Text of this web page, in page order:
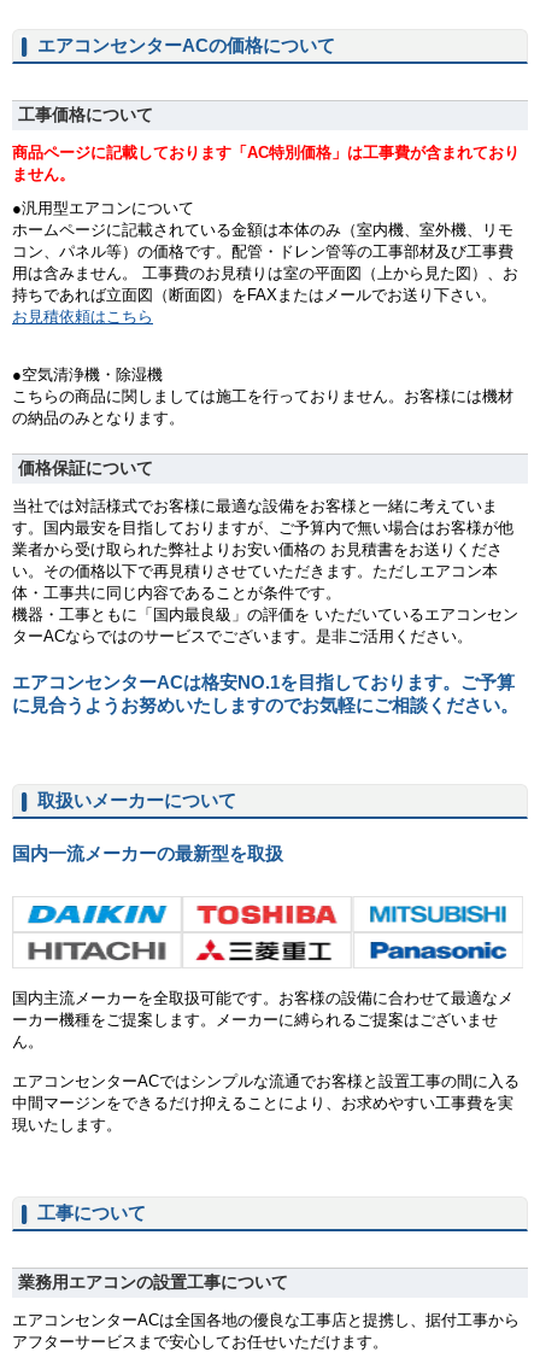
エアコンセンターACの価格について
工事価格について
商品ページに記載しております「AC特別価格」は工事費が含まれており
ません。
●汎用型エアコンについて
ホームページに記載されている金額は本体のみ（室内機、室外機、リモ
コン、パネル等）の価格です。配管・ドレン管等の工事部材及び工事費
用は含みません。 工事費のお見積りは室の平面図（上から見た図）、お
持ちであれば立面図（断面図）をFAXまたはメールでお送り下さい。
お見積依頼はこちら
●空気清浄機・除湿機
こちらの商品に関しましては施工を行っておりません。お客様には機材
の納品のみとなります。
価格保証について
当社では対話様式でお客様に最適な設備をお客様と一緒に考えていま
す。国内最安を目指しておりますが、ご予算内で無い場合はお客様が他
業者から受け取られた弊社よりお安い価格の お見積書をお送りくださ
い。その価格以下で再見積りさせていただきます。ただしエアコン本
体・工事共に同じ内容であることが条件です。
機器・工事ともに「国内最良級」の評価を いただいているエアコンセン
ターACならではのサービスでございます。是非ご活用ください。
エアコンセンターACは格安NO.1を目指しております。ご予算
に見合うようお努めいたしますのでお気軽にご相談ください。
取扱いメーカーについて
国内一流メーカーの最新型を取扱
ダイキン 東芝
日立 三菱重工
国内主流メーカーを全取扱可能です。お客様の設備に合わせて最適なメ
ーカー機種をご提案します。メーカーに縛られるご提案はございませ
ん。
エアコンセンターACではシンプルな流通でお客様と設置工事の間に入る
中間マージンをできるだけ抑えることにより、お求めやすい工事費を実
現いたします。
工事について
業務用エアコンの設置工事について
エアコンセンターACは全国各地の優良な工事店と提携し、据付工事から
アフターサービスまで安心してお任せいただけます。